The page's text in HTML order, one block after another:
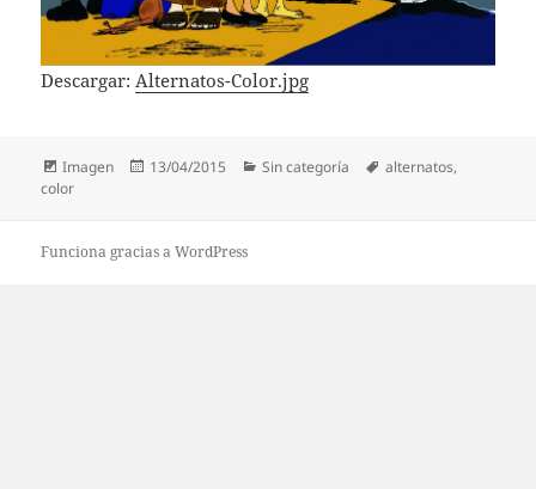
Descargar:Alternatos-Color.jpg
Formato
Imagen
Publicado
13/04/2015 Categorías
Sin categoría Etiquetas
alternatos,
color
Funciona gracias a WordPress